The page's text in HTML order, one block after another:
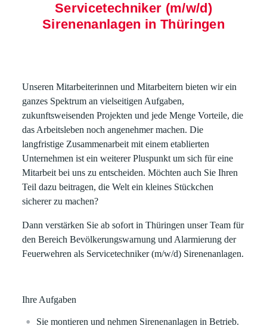
Servicetechniker (m/w/d)
Sirenenanlagen in Thüringen
Unseren Mitarbeiterinnen und Mitarbeitern bieten wir ein
ganzes Spektrum an vielseitigen Aufgaben,
zukunftsweisenden Projekten und jede Menge Vorteile, die
das Arbeitsleben noch angenehmer machen. Die
langfristige Zusammenarbeit mit einem etablierten
Unternehmen ist ein weiterer Pluspunkt um sich für eine
Mitarbeit bei uns zu entscheiden. Möchten auch Sie Ihren
Teil dazu beitragen, die Welt ein kleines Stückchen
sicherer zu machen?
Dann verstärken Sie ab sofort in Thüringen unser Team für
den Bereich Bevölkerungswarnung und Alarmierung der
Feuerwehren als Servicetechniker (m/w/d) Sirenenanlagen.
Ihre Aufgaben
Sie montieren und nehmen Sirenenanlagen in Betrieb.